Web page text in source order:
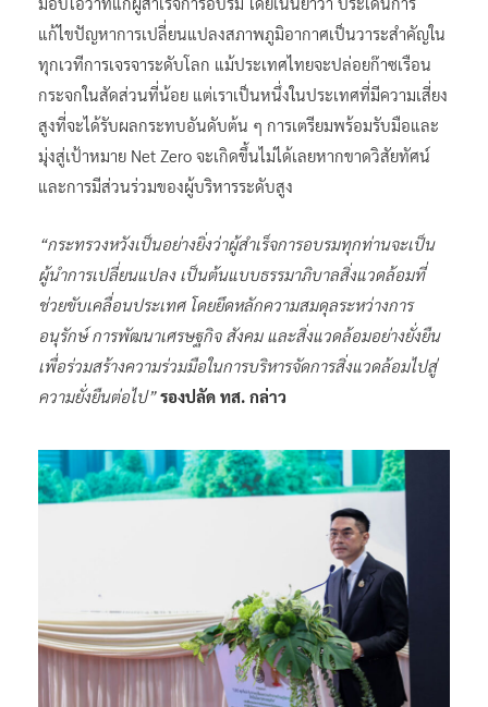
แก้ไขปัญหาการเปลี่ยนแปลงสภาพภูมิอากาศเป็นวาระสำคัญใน
ทุกเวทีการเจรจาระดับโลก แม้ประเทศไทยจะปล่อยก๊าซเรือน
กระจกในสัดส่วนที่น้อย แต่เราเป็นหนึ่งในประเทศที่มีความเสี่ยง
สูงที่จะได้รับผลกระทบอันดับต้น ๆ การเตรียมพร้อมรับมือและ
มุ่งสู่เป้าหมาย Net Zero จะเกิดขึ้นไม่ได้เลยหากขาดวิสัยทัศน์
และการมีส่วนร่วมของผู้บริหารระดับสูง
“กระทรวงหวังเป็นอย่างยิ่งว่าผู้สำเร็จการอบรมทุกท่านจะเป็น
ผู้นำการเปลี่ยนแปลง เป็นต้นแบบธรรมาภิบาลสิ่งแวดล้อมที่
ช่วยขับเคลื่อนประเทศ โดยยึดหลักความสมดุลระหว่างการ
อนุรักษ์ การพัฒนาเศรษฐกิจ สังคม และสิ่งแวดล้อมอย่างยั่งยืน
เพื่อร่วมสร้างความร่วมมือในการบริหารจัดการสิ่งแวดล้อมไปสู่
ความยั่งยืนต่อไป” รองปลัด ทส. กล่าว